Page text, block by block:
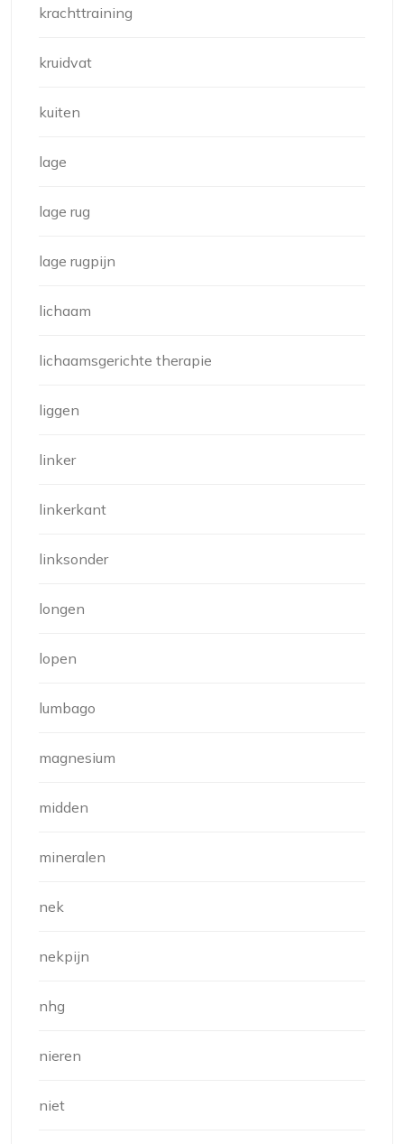
krachttraining
kruidvat
kuiten
lage
lage rug
lage rugpijn
lichaam
lichaamsgerichte therapie
liggen
linker
linkerkant
linksonder
longen
lopen
lumbago
magnesium
midden
mineralen
nek
nekpijn
nhg
nieren
niet